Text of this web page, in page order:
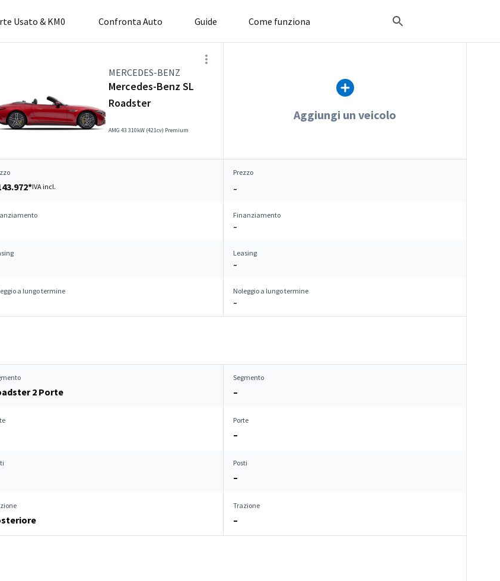
Usato & KM0 Confronta Auto Guide Come funziona
MERCEDES-BENZ
Mercedes-Benz SL
Roadster
AMG 43 310kW (421cv) Premium
Aggiungi un veicolo
IVA incl.
Prezzo
–
Finanziamento
–
Leasing
–
a lungo termine
Noleggio a lungo termine
–
2 Porte
Segmento
–
Porte
–
Posti
–
Trazione
–